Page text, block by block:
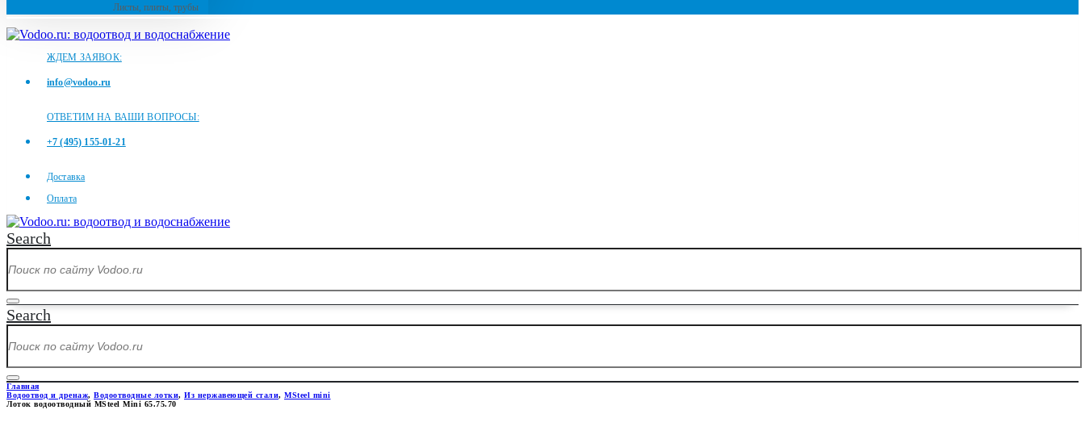
Листы, плиты, трубы
ЖДЕМ ЗАЯВОК:
info@vodoo.ru
ОТВЕТИМ НА ВАШИ ВОПРОСЫ:
+7 (495) 155-01-21
Доставка
Оплата
Search
Search
Главная
Водоотвод и дренаж, Водоотводные лотки, Из нержавеющей стали, MSteel mini
Лоток водоотводный MSteel Mini 65.75.70